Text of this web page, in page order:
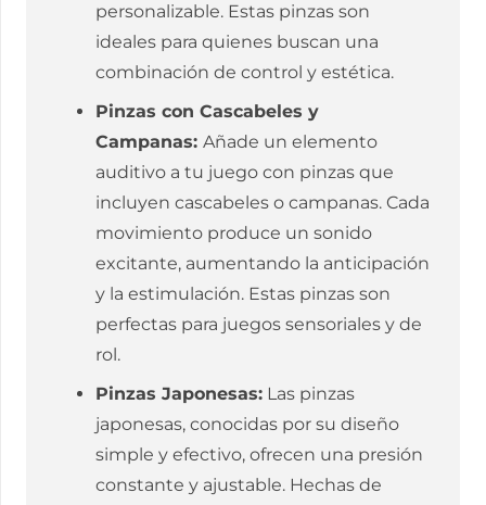
personalizable. Estas pinzas son
ideales para quienes buscan una
combinación de control y estética.
Pinzas con Cascabeles y
Campanas: Añade un elemento
auditivo a tu juego con pinzas que
incluyen cascabeles o campanas. Cada
movimiento produce un sonido
excitante, aumentando la anticipación
y la estimulación. Estas pinzas son
perfectas para juegos sensoriales y de
rol.
Pinzas Japonesas: Las pinzas
japonesas, conocidas por su diseño
simple y efectivo, ofrecen una presión
constante y ajustable. Hechas de